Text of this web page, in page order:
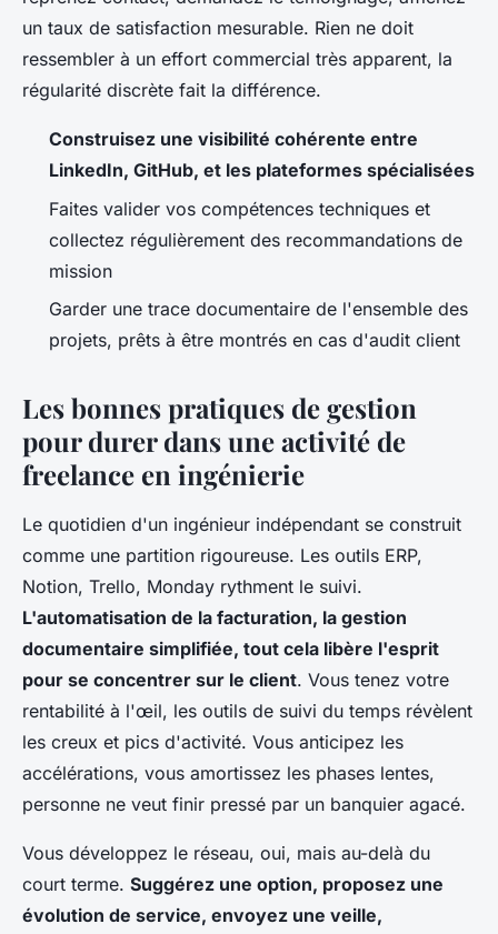
un taux de satisfaction mesurable. Rien ne doit
ressembler à un effort commercial très apparent, la
régularité discrète fait la différence.
Construisez une visibilité cohérente entre
LinkedIn, GitHub, et les plateformes spécialisées
Faites valider vos compétences techniques et
collectez régulièrement des recommandations de
mission
Garder une trace documentaire de l'ensemble des
projets, prêts à être montrés en cas d'audit client
Les bonnes pratiques de gestion
pour durer dans une activité de
freelance en ingénierie
Le quotidien d'un ingénieur indépendant se construit
comme une partition rigoureuse. Les outils ERP,
Notion, Trello, Monday rythment le suivi.
L'automatisation de la facturation, la gestion
documentaire simplifiée, tout cela libère l'esprit
pour se concentrer sur le client. Vous tenez votre
rentabilité à l'œil, les outils de suivi du temps révèlent
les creux et pics d'activité. Vous anticipez les
accélérations, vous amortissez les phases lentes,
personne ne veut finir pressé par un banquier agacé.
Vous développez le réseau, oui, mais au-delà du
court terme. Suggérez une option, proposez une
évolution de service, envoyez une veille,